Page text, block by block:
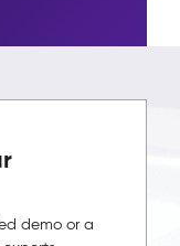
demo or a